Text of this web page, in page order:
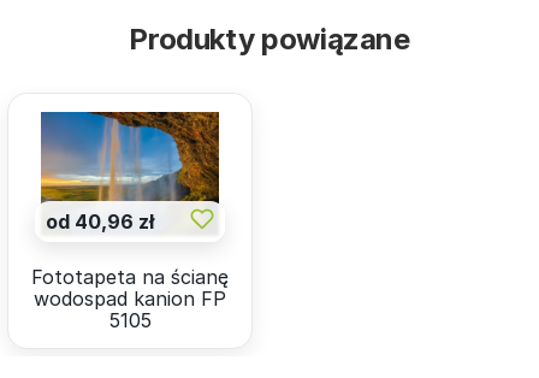
Produkty powiązane
od 40,96 zł
Fototapeta na ścianę
wodospad kanion FP
5105